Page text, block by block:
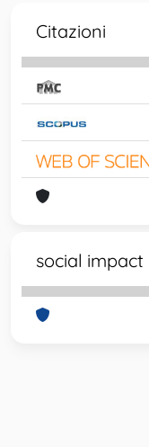
Citazioni
social impact